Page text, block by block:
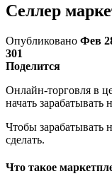
Селлер
Опубликовано Фев
301
Поделится
Онлайн-торговля в
начать
Чтобы зарабатывать
сделать.
Что такое